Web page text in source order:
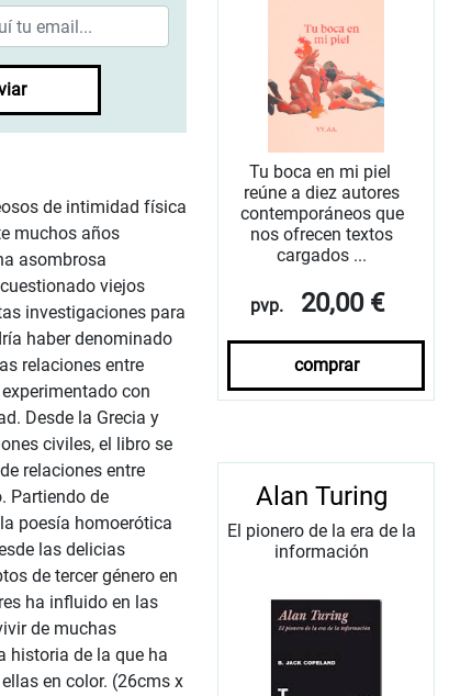
de intimidad física
muchos años
asombrosa
viejos
investigaciones para
haber denominado
relaciones entre
con
Desde la Grecia y
civiles, el libro se
relaciones entre
Partiendo de
poesía homoerótica
las delicias
de tercer género en
ha influido en las
de muchas
historia de la que ha
en color. (26cms x
Tu boca en mi piel
reúne a diez autores
contemporáneos que
nos ofrecen textos
cargados ...
pvp. 20,00 €
comprar
Alan Turing
El pionero de la era de la
información